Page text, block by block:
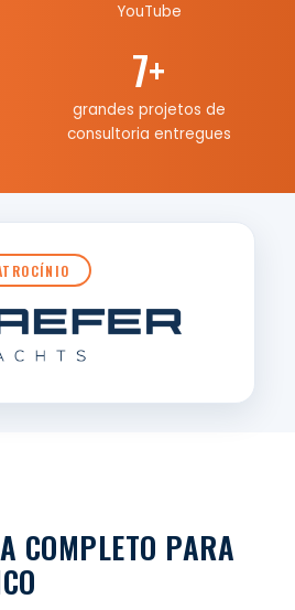
YouTube
7+
grandes projetos de
consultoria entregues
COMPLETO PARA